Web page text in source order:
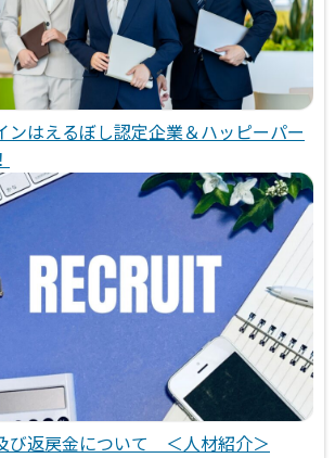
ンはえるぼし認定企業＆ハッピーパー
び返戻金について ＜人材紹介＞